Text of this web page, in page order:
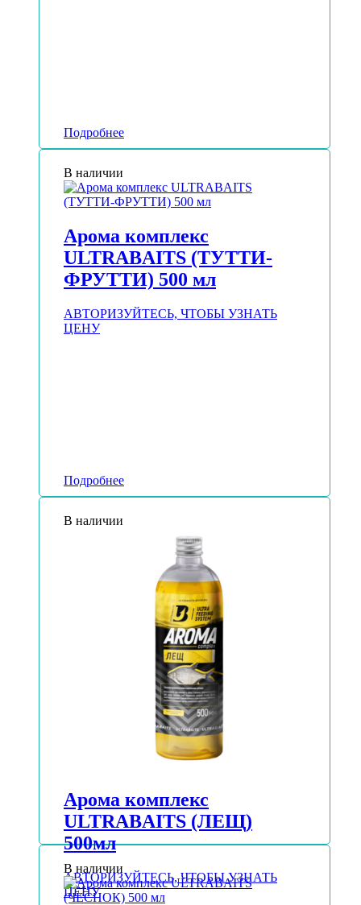
Подробнее
В наличии
Арома комплекс
ULTRABAITS (ТУТТИ-
ФРУТТИ) 500 мл
АВТОРИЗУЙТЕСЬ, ЧТОБЫ УЗНАТЬ
ЦЕНУ
Подробнее
В наличии
Арома комплекс
ULTRABAITS (ЛЕЩ)
500мл
АВТОРИЗУЙТЕСЬ, ЧТОБЫ УЗНАТЬ
ЦЕНУ
В наличии